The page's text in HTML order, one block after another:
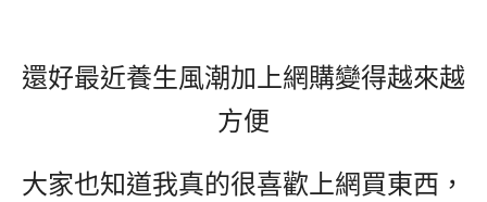
還好最近養生風潮加上網購變得越來越
方便
大家也知道我真的很喜歡上網買東西，